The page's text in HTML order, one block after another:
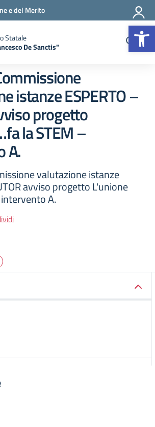
e del Merito
Statale
De Sanctis"
istanze ESPERTO –
progetto
la STEM –
A.
valutazione istanze
avviso progetto L'unione
A.